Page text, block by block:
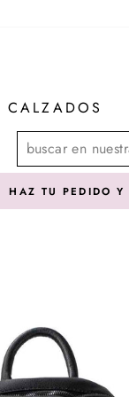
CALZADOS